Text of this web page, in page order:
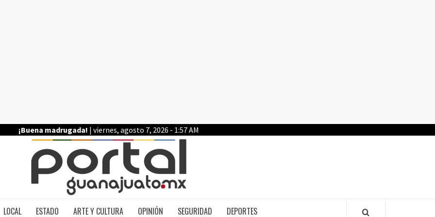
¡Buena madrugada! | viernes, agosto 7, 2026 - 1:57 AM
LOCAL ESTADO ARTE Y CULTURA OPINIÓN SEGURIDAD DEPORTES